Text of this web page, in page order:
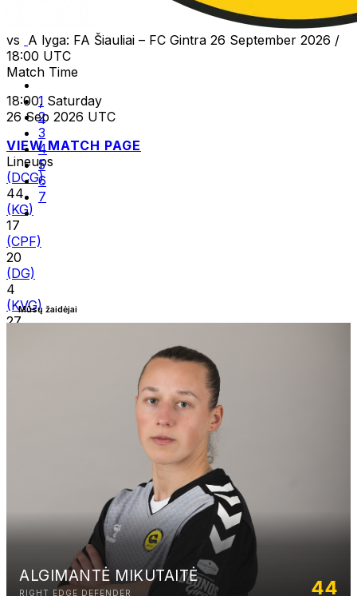
vs A lyga: FA Šiauliai – FC Gintra 26 September 2026 /
18:00 UTC
Match Time
18:00, Saturday
26 Sep 2026 UTC
VIEW MATCH PAGE
Lineups
(DCG)
44
(KG)
17
(CPF)
20
(DG)
4
(KVG)
27
(DCG)
35
(DCG)
1
2
3
4
5
6
7
Mūsų žaidėjai
ALGIMANTĖ MIKUTAITĖ
RIGHT EDGE DEFENDER 44